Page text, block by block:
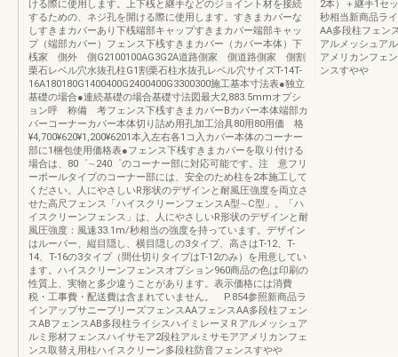
ける際に使用します。上下桟と継手などのジョイント材を接続
するための、ネジ孔を開ける際に使用します。すきまカバーな
しすきまカバーあり下桟端部キャップすきまカバー端部キャッ
プ（端部カバー）フェンス下桟すきまカバー（カバー本体）下
桟家 側外 側G2100100AG3G2A道路側家 側道路側家 側割
栗石レベル穴水抜孔柱G1割栗石柱水抜孔レベル穴サイズT-14T-
16A180180G1400400G2400400G3300300施工基本寸法表●独立
基礎の場合●連続基礎の場合基礎寸法図最大2,883.5mmオプシ
ョン呼 称備 考フェンス下桟すきまカバーBカバー本体端部カ
バーコーナーカバー本体切り詰め用孔加工治具80用80用価 格
¥4,700¥620¥1,200¥6201本入左右各1コ入カバー本体のコーナー
部に1梱包使用価格表●フェンス下桟すきまカバーを取り付ける
場合は、80゜∼240゜のコーナー部に対応可能です。注 意フリ
ーポールタイプのコーナー部には、安全のため柱を2本施工して
ください。人にやさしいR形状のデザインと耐風圧強度を両立さ
せた高尺フェンス「ハイスクリーンフェンスA型∼C型」。「ハ
イスクリーンフェンス」は、人にやさしいR形状のデザインと耐
風圧強度：風速33.1m/秒相当の強度を持っています。デザイン
はルーバー、縦目隠し、横目隠しの3タイプ、高さはT-12、T-
14、T-16の3タイプ（間仕切りタイプはT-12のみ）を用意してい
ます。ハイスクリーンフェンスオプション960商品の色は印刷の
性質上、実物と多少違うことがあります。表示価格には消費
税・工事費・配送費は含まれていません。 P.854参照新商品ラ
インアップサニーブリーズフェンスAAフェンスAA多段柱フェン
スABフェンスAB多段柱ライシスハイミレーヌＲアルメッシュア
ルミ形材フェンスハイサモア2段柱アルミサモアアメリカンフェ
ンス取替え用柱ハイスクリーン多段柱防音フェンスすやや
2本）＋継手1セ
秒相当新商品ラ
AA多段柱フェン
アルメッシュア
アメリカンフェ
ンスすやや